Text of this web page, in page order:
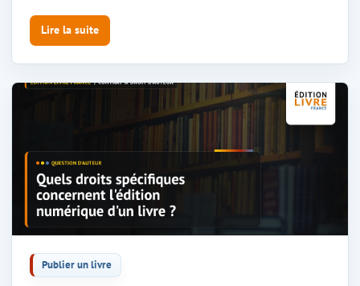
Lire la suite
Publier un livre